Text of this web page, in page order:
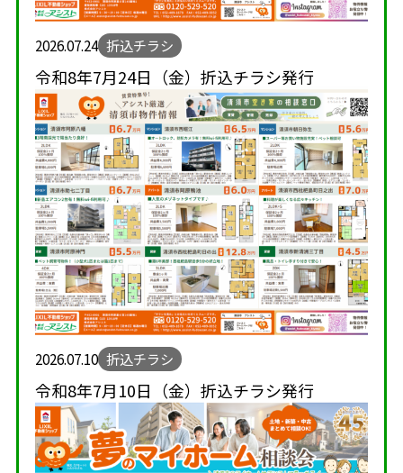
2026.07.24 折込チラシ
令和8年7月24日（金）折込チラシ発行
2026.07.10 折込チラシ
令和8年7月10日（金）折込チラシ発行